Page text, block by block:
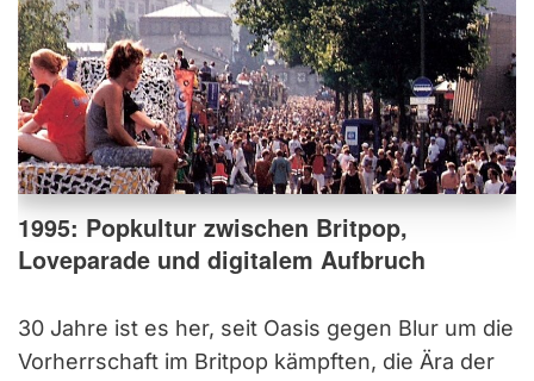
1995: Popkultur zwischen Britpop,
Loveparade und digitalem Aufbruch
30 Jahre ist es her, seit Oasis gegen Blur um die
Vorherrschaft im Britpop kämpften, die Ära der